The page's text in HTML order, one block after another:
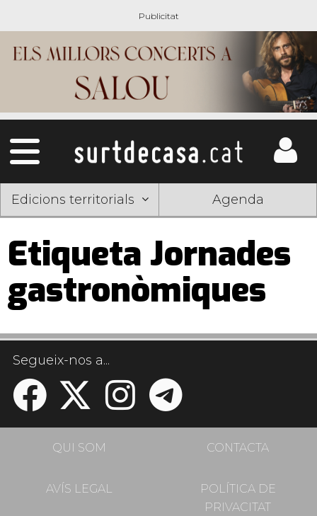
Edicions territorials Agenda
Etiqueta Jornades
gastronòmiques
Segueix-nos a...
QUI SOM CONTACTA
AVÍS LEGAL
POLÍTICA DE
PRIVACITAT